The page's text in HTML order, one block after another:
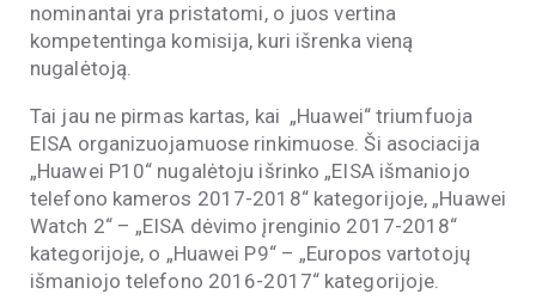
nominantai yra pristatomi, o juos vertina
kompetentinga komisija, kuri išrenka vieną
nugalėtoją.
Tai jau ne pirmas kartas, kai „Huawei“ triumfuoja
EISA organizuojamuose rinkimuose. Ši asociacija
„Huawei P10“ nugalėtoju išrinko „EISA išmaniojo
telefono kameros 2017-2018“ kategorijoje, „Huawei
Watch 2“ – „EISA dėvimo įrenginio 2017-2018“
kategorijoje, o „Huawei P9“ – „Europos vartotojų
išmaniojo telefono 2016-2017“ kategorijoje.